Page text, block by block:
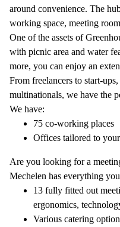
around convenience. The
working space, meeting
One of the assets of
with picnic area and water
more, you can enjoy an
From freelancers to start-
multinationals, we have the
We have:
75 co-working places
Offices tailored to
Are you looking for a
Mechelen has everything
13 fully fitted out
ergonomics,
Various catering